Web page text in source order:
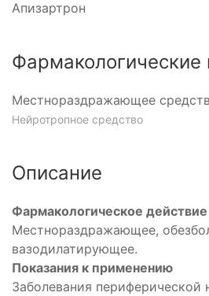
Апизартрон
Фармакологические
Местнораздражающее
Нейротропное средство
Описание
Фармакологическое действие
Местнораздражающее,
вазодилатирующее.
Показания к применению
Заболевания периферической